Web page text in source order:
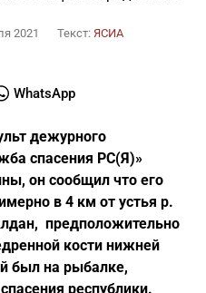
2021 Текст: ЯСИА
WhatsApp
дежурного
спасения РС(Я)»
он сообщил что его
в 4 км от устья р.
предположительно
кости нижней
был на рыбалке,
республики.